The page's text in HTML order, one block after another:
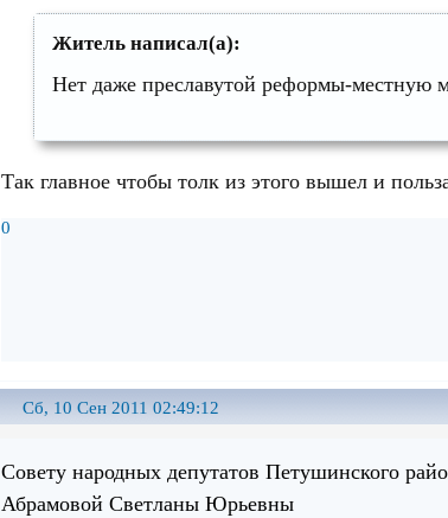
Житель написал(а):
Нет даже преславутой реформы-местную
Так главное чтобы толк из этого вышел и
0
Сб, 10 Сен 2011 02:49:12
Совету народных депутатов Петушинского
Абрамовой Светланы Юрьевны